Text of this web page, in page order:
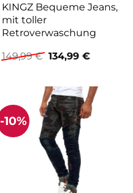
KINGZ Bequeme Jeans,
mit toller
Retroverwaschung
149,99€ Ursprünglicher
Preis
149,99 €
134,99 €
134,99 €.
-10%